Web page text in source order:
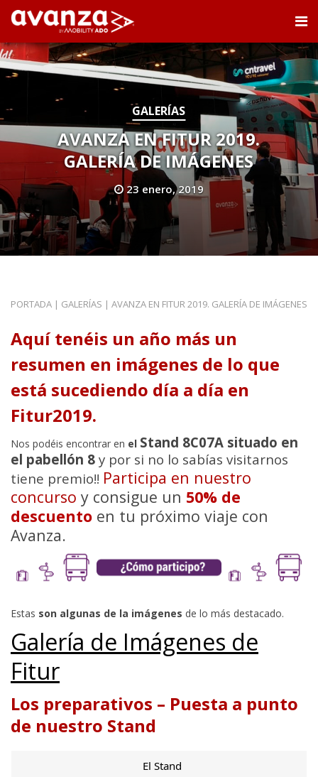
GALERÍAS
AVANZA EN FITUR 2019.
GALERÍA DE IMÁGENES
23 enero, 2019
PORTADA | GALERÍAS | AVANZA EN FITUR 2019. GALERÍA DE IMÁGENES
Aquí tenéis un año más un
resumen en imágenes de lo que
está sucediendo día a día en
Fitur2019.
Nos podéis encontrar en el Stand 8C07A situado en
el pabellón 8 y por si no lo sabías visitarnos
tiene premio!! Participa en nuestro
concurso y consigue un 50% de
descuento en tu próximo viaje con
Avanza.
Estas son algunas de la imágenes de lo más destacado.
Galería de Imágenes de
Fitur
Los preparativos – Puesta a punto
de nuestro Stand
El Stand